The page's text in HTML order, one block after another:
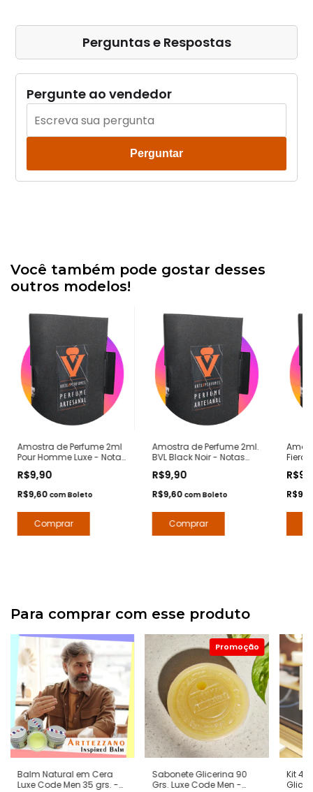
Perguntas e Respostas
Pergunte ao vendedor
Perguntar
Você também pode gostar desses
outros modelos!
Amostra de Perfume 2ml
Pour Homme Luxe - Notas
Contratipos Premium -
Arte 1 Perfumes
R$9,90
R$9,60 comBoleto
Amostra de Perfume 2ml.
BVL Black Noir - Notas
Contratipos Premium -
Arte 1 Perfumes
R$9,90
R$9,60 comBoleto
-
Arte 1
Para comprar com esse produto
Balm Natural em Cera
Luxe Code Men 35 grs. -
Sabonete Glicerina 90
Grs. Luxe Code Men -
Kit 4